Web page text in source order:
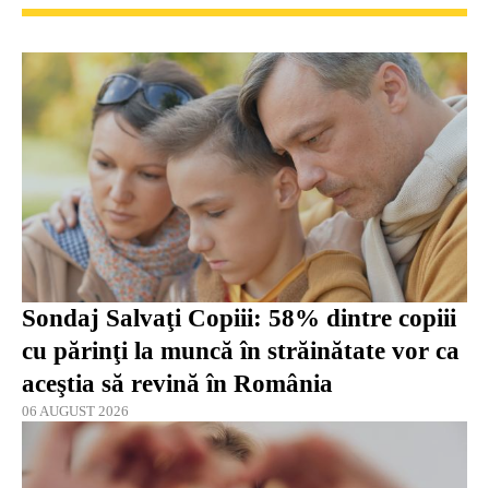
Sondaj Salvaţi Copiii: 58% dintre copiii
cu părinţi la muncă în străinătate vor ca
aceştia să revină în România
06 AUGUST 2026